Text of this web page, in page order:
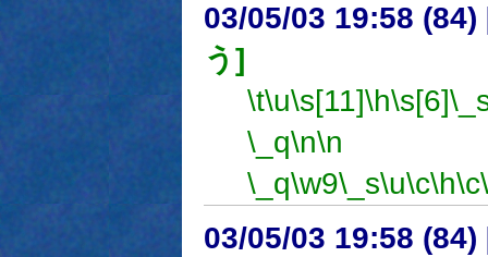
03/05/03 19:58 (84)
う]
\t\u\s[11]\h\s[6]
\_q\n\n
\_q\w9\_s\u\c\h\c
03/05/03 19:58 (84)